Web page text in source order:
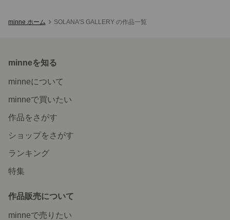
minne ホーム SOLANA'S GALLERY の作品一覧
minneを知る
minneについて
minneで買いたい
作品をさがす
ショップをさがす
ランキング
特集
作品販売について
minneで売りたい